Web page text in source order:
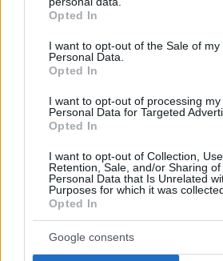
grant or deny consent to Google and
use your data for below specified
consent section.
Opted In
I want to opt-out of the Sale of my
Personal Data.
Opted In
I want to opt-out of processing my
Personal Data for Targeted
Opted In
I want to opt-out of Collection, Use,
Retention, Sale, and/or Sharing of
Personal Data that Is Unrelated
Purposes for which it was
Opted In
Google consents
που παρουσιάζονται ως